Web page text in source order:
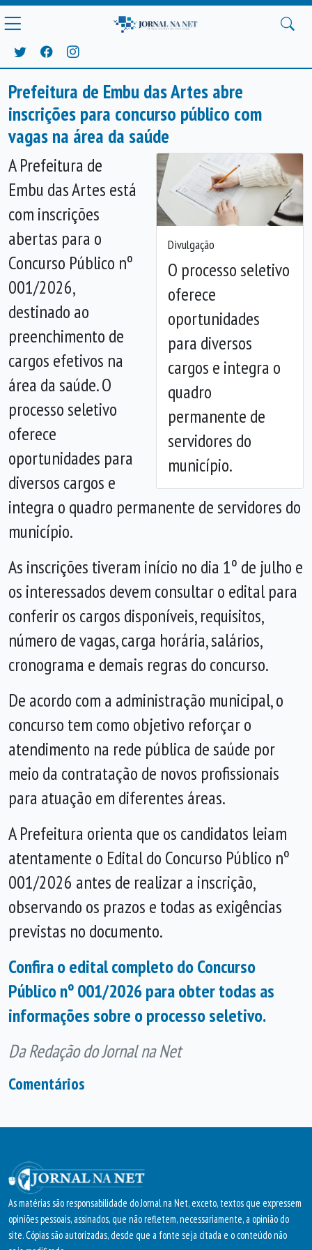
Prefeitura de Embu das Artes abre
inscrições para concurso público com
vagas na área da saúde
Divulgação
O processo seletivo
oferece
oportunidades
para diversos
cargos e integra o
quadro
permanente de
servidores do
município.
Anterior
A Prefeitura de
Embu das Artes está
com inscrições
abertas para o
Concurso Público nº
001/2026,
destinado ao
preenchimento de
cargos efetivos na
área da saúde. O
processo seletivo
oferece
oportunidades para
diversos cargos e
integra o quadro permanente de servidores do
município.
As inscrições tiveram início no dia 1º de julho e
os interessados devem consultar o edital para
conferir os cargos disponíveis, requisitos,
número de vagas, carga horária, salários,
cronograma e demais regras do concurso.
De acordo com a administração municipal, o
concurso tem como objetivo reforçar o
atendimento na rede pública de saúde por
meio da contratação de novos profissionais
para atuação em diferentes áreas.
A Prefeitura orienta que os candidatos leiam
atentamente o Edital do Concurso Público nº
001/2026 antes de realizar a inscrição,
observando os prazos e todas as exigências
previstas no documento.
Confira o edital completo do Concurso
Público nº 001/2026 para obter todas as
informações sobre o processo seletivo.
Da Redação do Jornal na Net
Comentários
As matérias são responsabilidade do Jornal na Net, exceto, textos que expressem
opiniões pessoais, assinados, que não refletem, necessariamente, a opinião do
site. Cópias são autorizadas, desde que a fonte seja citada e o conteúdo não